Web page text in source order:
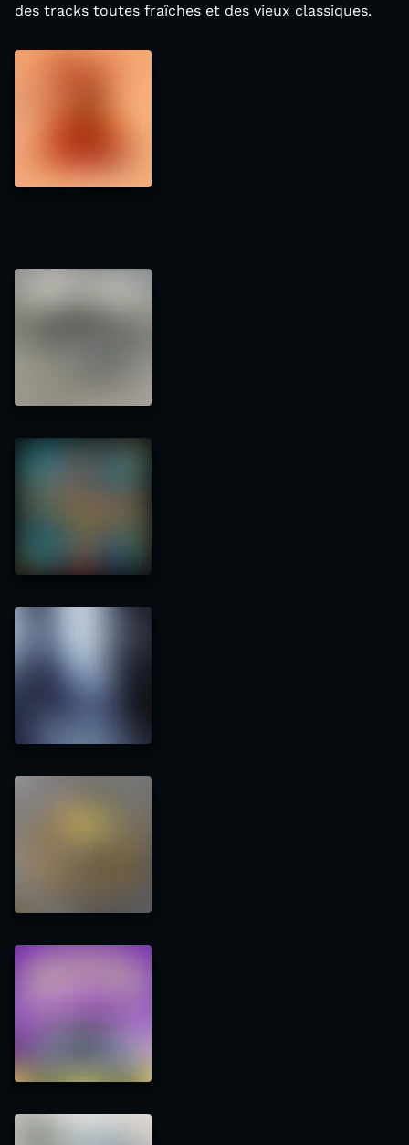
des tracks toutes fraîches et des vieux classiques.